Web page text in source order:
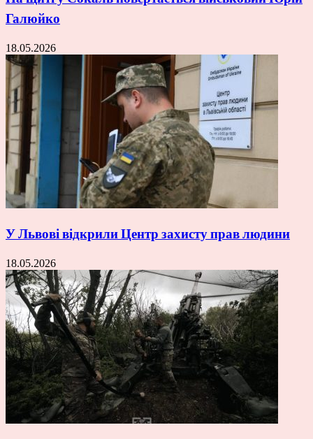
Галюйко
18.05.2026
У Львові відкрили Центр захисту прав людини
18.05.2026